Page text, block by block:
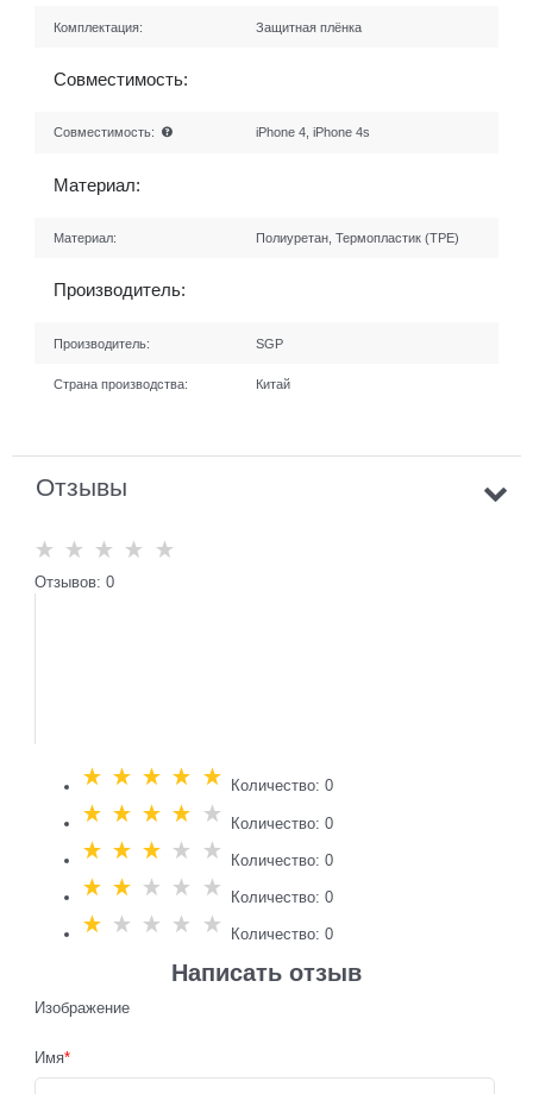
Комплектация: Защитная плёнка
Совместимость:
Совместимость: iPhone 4, iPhone 4s
Материал:
Материал: Полиуретан, Термопластик (TPE)
Производитель:
Производитель: SGP
Страна производства: Китай
Отзывы
Отзывов: 0
Количество: 0
Количество: 0
Количество: 0
Количество: 0
Количество: 0
Написать отзыв
Изображение
Имя